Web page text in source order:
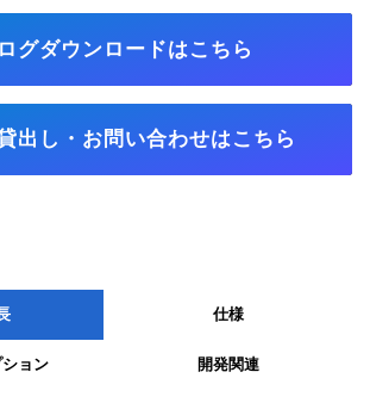
グダウンロードはこちら
出し・お問い合わせはこちら
仕様
ョン 開発関連